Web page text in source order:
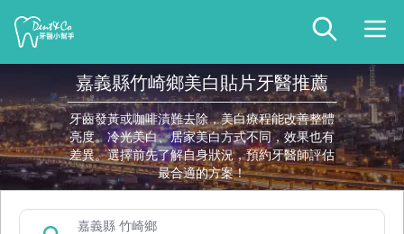
嘉義縣竹崎鄉美白貼片牙醫推薦
牙齒發黃或咖啡漬難去除，美白療程能改善整體
亮度。冷光美白、居家美白方式不同，效果也有
差異。選擇前先了解自身狀況，預約牙醫師評估
最合適的方案！
嘉義縣 竹崎鄉